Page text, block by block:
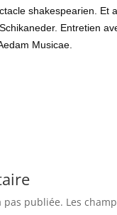
shakespearien. Et
Entretien
Musicae.
pas publiée. Les